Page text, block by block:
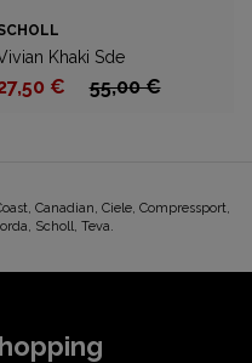
Khaki Sde
€ 55,00 €
Canadian, Ciele, Compressport,
Scholl, Teva.